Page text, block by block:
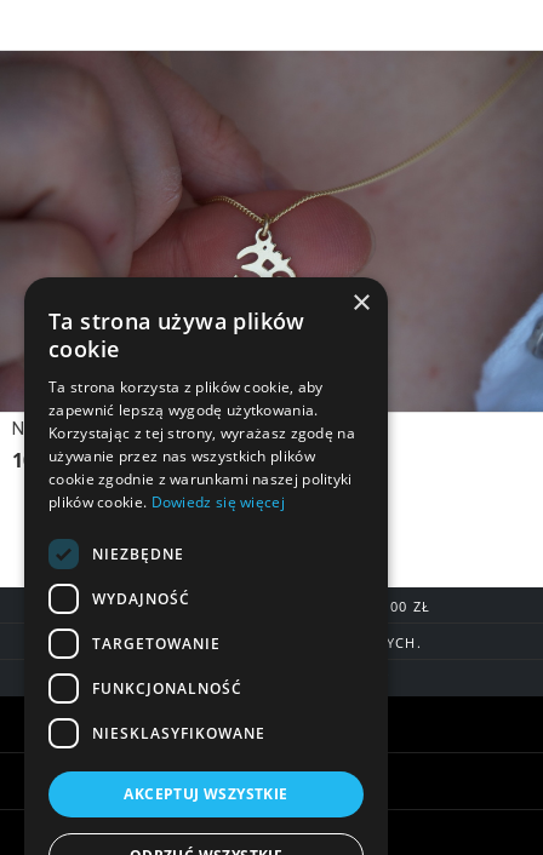
Naszyjnik srebrny, pozłacany symbol Om, Ohm, Yoga
109,90 zł
DARMOWA DOSTAWA OD 200,00 ZŁ
DOSTAWA DO 7 DNI ROBOCZYCH.
BLIK, SZYBKIE PRZELEWY
Informacje
×
Ta strona używa plików
cookie
Ta strona korzysta z plików cookie, aby
zapewnić lepszą wygodę użytkowania.
Korzystając z tej strony, wyrażasz zgodę na
używanie przez nas wszystkich plików
cookie zgodnie z warunkami naszej polityki
plików cookie. Dowiedz się więcej
NIEZBĘDNE
WYDAJNOŚĆ
TARGETOWANIE
FUNKCJONALNOŚĆ
NIESKLASYFIKOWANE
AKCEPTUJ WSZYSTKIE